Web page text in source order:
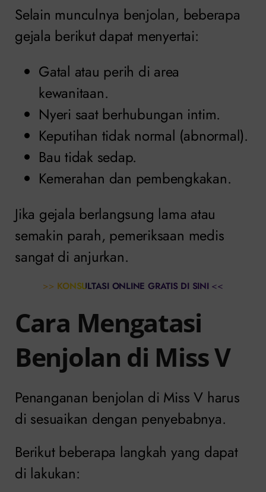
Selain munculnya benjolan, beberapa
gejala berikut dapat menyertai:
Gatal atau perih di area
kewanitaan.
Nyeri saat berhubungan intim.
Keputihan tidak normal (abnormal).
Bau tidak sedap.
Kemerahan dan pembengkakan.
Jika gejala berlangsung lama atau
semakin parah, pemeriksaan medis
sangat di anjurkan.
>> KONSULTASI ONLINE GRATIS DI SINI <<
Cara Mengatasi
Benjolan di Miss V
Penanganan benjolan di Miss V harus
di sesuaikan dengan penyebabnya.
Berikut beberapa langkah yang dapat
di lakukan: